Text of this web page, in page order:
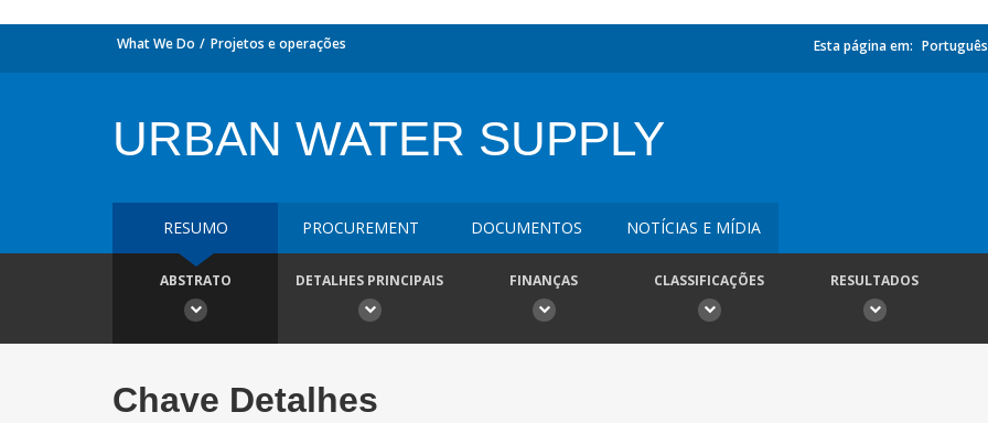
What We Do Projetos e operações Esta página em: Português
URBAN WATER SUPPLY
RESUMO PROCUREMENT DOCUMENTOS NOTÍCIAS E MÍDIA
ABSTRATO DETALHES PRINCIPAIS FINANÇAS CLASSIFICAÇÕES RESULTADOS
Chave Detalhes